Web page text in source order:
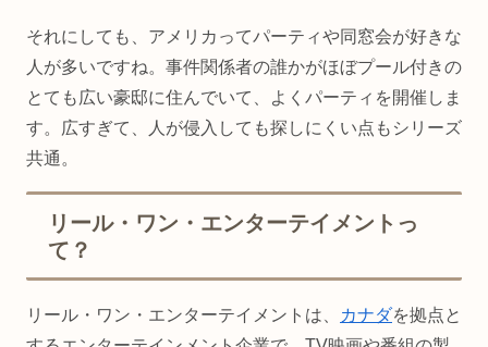
それにしても、アメリカってパーティや同窓会が好きな
人が多いですね。事件関係者の誰かがほぼプール付きの
とても広い豪邸に住んでいて、よくパーティを開催しま
す。広すぎて、人が侵入しても探しにくい点もシリーズ
共通。
リール・ワン・エンターテイメントっ
て？
リール・ワン・エンターテイメントは、 カナダを拠点と